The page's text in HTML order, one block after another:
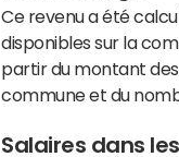
Ce revenu a été
disponibles sur la
partir du montant
commune et du
Salaires dans